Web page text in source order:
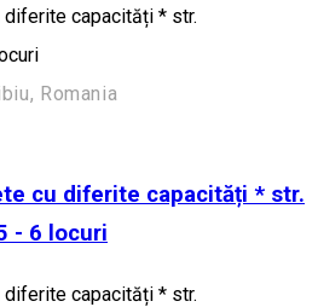
capacități * str.
Romania
cu diferite capacități * str.
- 6 locuri
capacități * str.